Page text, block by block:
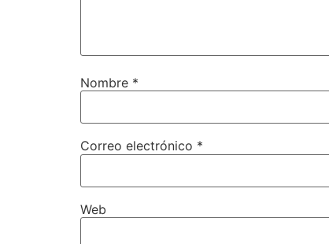
Nombre *
Correo electrónico *
Web